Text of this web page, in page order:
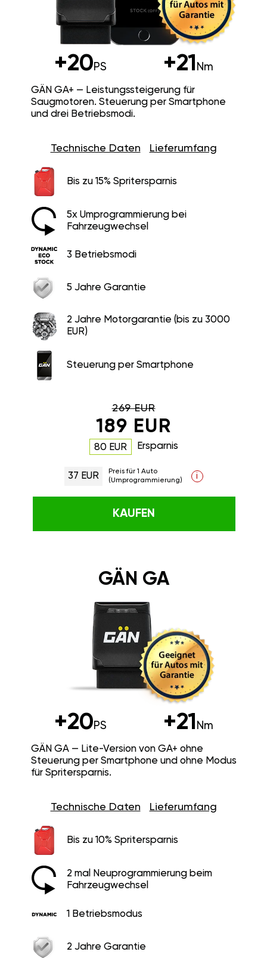
+20PS +21 Nm
GÄN GA+ — Leistungssteigerung für
Saugmotoren. Steuerung per Smartphone
und drei Betriebsmodi.
Technische Daten Lieferumfang
Bis zu 15% Spritersparnis
5x Umprogrammierung bei
Fahrzeugwechsel
3 Betriebsmodi
5 Jahre Garantie
2 Jahre Motorgarantie (bis zu 3000
EUR)
Steuerung per Smartphone
269 EUR
189 EUR
80 EUR Ersparnis
37 EUR
Preis für 1 Auto
(Umprogrammierung)
i
KAUFEN
GÄN GA
+20PS +21 Nm
GÄN GA — Lite-Version von GA+ ohne
Steuerung per Smartphone und ohne Modus
für Spritersparnis.
Technische Daten Lieferumfang
Bis zu 10% Spritersparnis
2 mal Neuprogrammierung beim
Fahrzeugwechsel
1 Betriebsmodus
2 Jahre Garantie